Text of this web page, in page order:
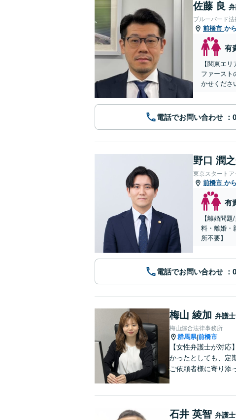
佐藤 良
ブルーバード
前橋市 か
有
【関東エ
ファースト
かせくださ
電話でお問い合わせ
野口 潤
東京スタート
前橋市 か
有
【離婚問題/男
料・離婚・
所不要】
電話でお問い合わせ
梅山 綾加 弁護士
梅山綜合法律事務所
群馬県|前橋市
【女性弁護士が対
かったとしても、定
ご依頼者様に寄り添
石井 英智 弁護士